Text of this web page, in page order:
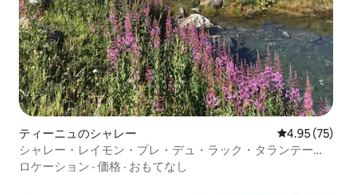
ティーニュのシャレー レビュー75
4.95 (75)
シャレー・レイモン・プレ・デュ・ラック・タランテーズ
の宿泊施設。
ロケーション · 価格 · おもてなし